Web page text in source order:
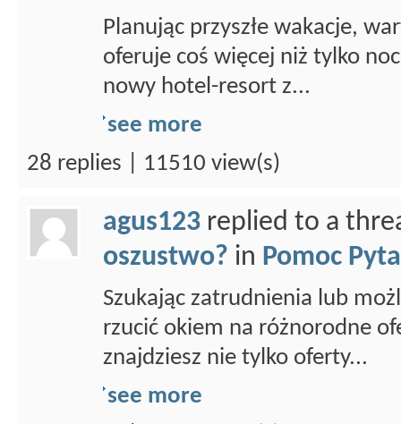
Planując przyszłe wakacje,
oferuje coś więcej niż tylko
nowy hotel-resort z...
see more
28 replies | 11510 view(s)
agus123 replied to a
oszustwo? in Pomoc
Szukając zatrudnienia lub
rzucić okiem na różnorodne
znajdziesz nie tylko oferty...
see more